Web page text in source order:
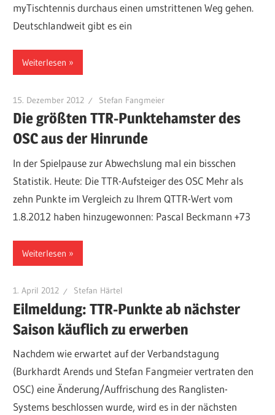
myTischtennis durchaus einen umstrittenen Weg gehen.
Deutschlandweit gibt es ein
Weiterlesen
15. Dezember 2012 Stefan Fangmeier
Die größten TTR-Punktehamster des
OSC aus der Hinrunde
In der Spielpause zur Abwechslung mal ein bisschen
Statistik. Heute: Die TTR-Aufsteiger des OSC Mehr als
zehn Punkte im Vergleich zu Ihrem QTTR-Wert vom
1.8.2012 haben hinzugewonnen: Pascal Beckmann +73
Weiterlesen
1. April 2012 Stefan Härtel
Eilmeldung: TTR-Punkte ab nächster
Saison käuflich zu erwerben
Nachdem wie erwartet auf der Verbandstagung
(Burkhardt Arends und Stefan Fangmeier vertraten den
OSC) eine Änderung/Auffrischung des Ranglisten-
Systems beschlossen wurde, wird es in der nächsten